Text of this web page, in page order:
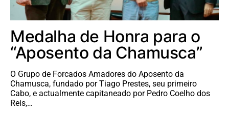
Medalha de Honra para o
“Aposento da Chamusca”
O Grupo de Forcados Amadores do Aposento da
Chamusca, fundado por Tiago Prestes, seu primeiro
Cabo, e actualmente capitaneado por Pedro Coelho dos
Reis,…